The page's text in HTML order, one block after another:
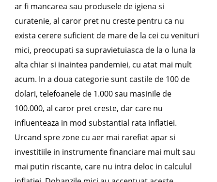
ar fi mancarea sau produsele de igiena si
curatenie, al caror pret nu creste pentru ca nu
exista cerere suficient de mare de la cei cu venituri
mici, preocupati sa supravietuiasca de la o luna la
alta chiar si inaintea pandemiei, cu atat mai mult
acum. In a doua categorie sunt castile de 100 de
dolari, telefoanele de 1.000 sau masinile de
100.000, al caror pret creste, dar care nu
influenteaza in mod substantial rata inflatiei.
Urcand spre zone cu aer mai rarefiat apar si
investitiile in instrumente financiare mai mult sau
mai putin riscante, care nu intra deloc in calculul